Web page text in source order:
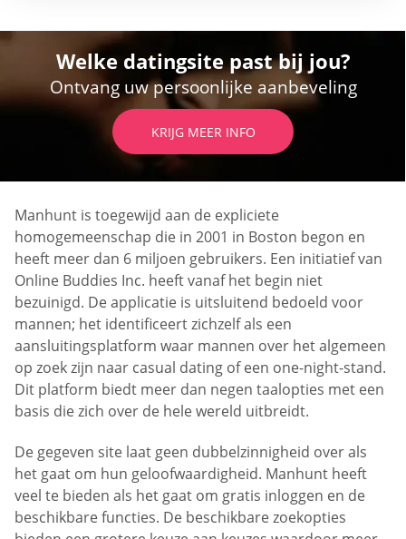
Welke datingsite past bij jou?
Ontvang uw persoonlijke aanbeveling
KRIJG MEER INFO
Manhunt is toegewijd aan de expliciete
homogemeenschap die in 2001 in Boston begon en
heeft meer dan 6 miljoen gebruikers. Een initiatief van
Online Buddies Inc. heeft vanaf het begin niet
bezuinigd. De applicatie is uitsluitend bedoeld voor
mannen; het identificeert zichzelf als een
aansluitingsplatform waar mannen over het algemeen
op zoek zijn naar casual dating of een one-night-stand.
Dit platform biedt meer dan negen taalopties met een
basis die zich over de hele wereld uitbreidt.
De gegeven site laat geen dubbelzinnigheid over als
het gaat om hun geloofwaardigheid. Manhunt heeft
veel te bieden als het gaat om gratis inloggen en de
beschikbare functies. De beschikbare zoekopties